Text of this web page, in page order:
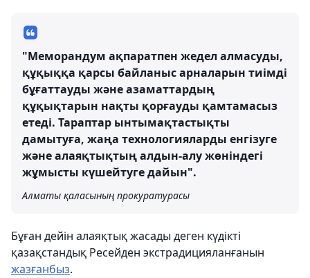
"Меморандум ақпаратпен жедел алмасуды,
құқыққа қарсы байланыс арналарын тиімді
бұғаттауды және азаматтардың
құқықтарын нақты қорғауды қамтамасыз
етеді. Тараптар ынтымақтастықты
дамытуға, жаңа технологияларды енгізуге
және алаяқтықтың алдын-алу жөніндегі
жұмысты күшейтуге дайын".
Алматы қаласының прокуратурасы
Бұған дейін алаяқтық жасады деген күдікті
қазақстандық Ресейден экстрадицияланғанын
жазғанбыз.